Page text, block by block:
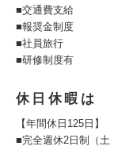
■交通費⽀給
■報奨⾦制度
■社員旅⾏
■研修制度有
休日休暇は
【年間休⽇125⽇】
■完全週休2⽇制（⼟